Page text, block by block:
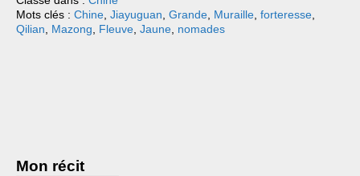
Mots clés : Chine Jiayuguan Grande Muraille forteresse
Qilian
Mazong Fleuve Jaune nomades
Mon récit